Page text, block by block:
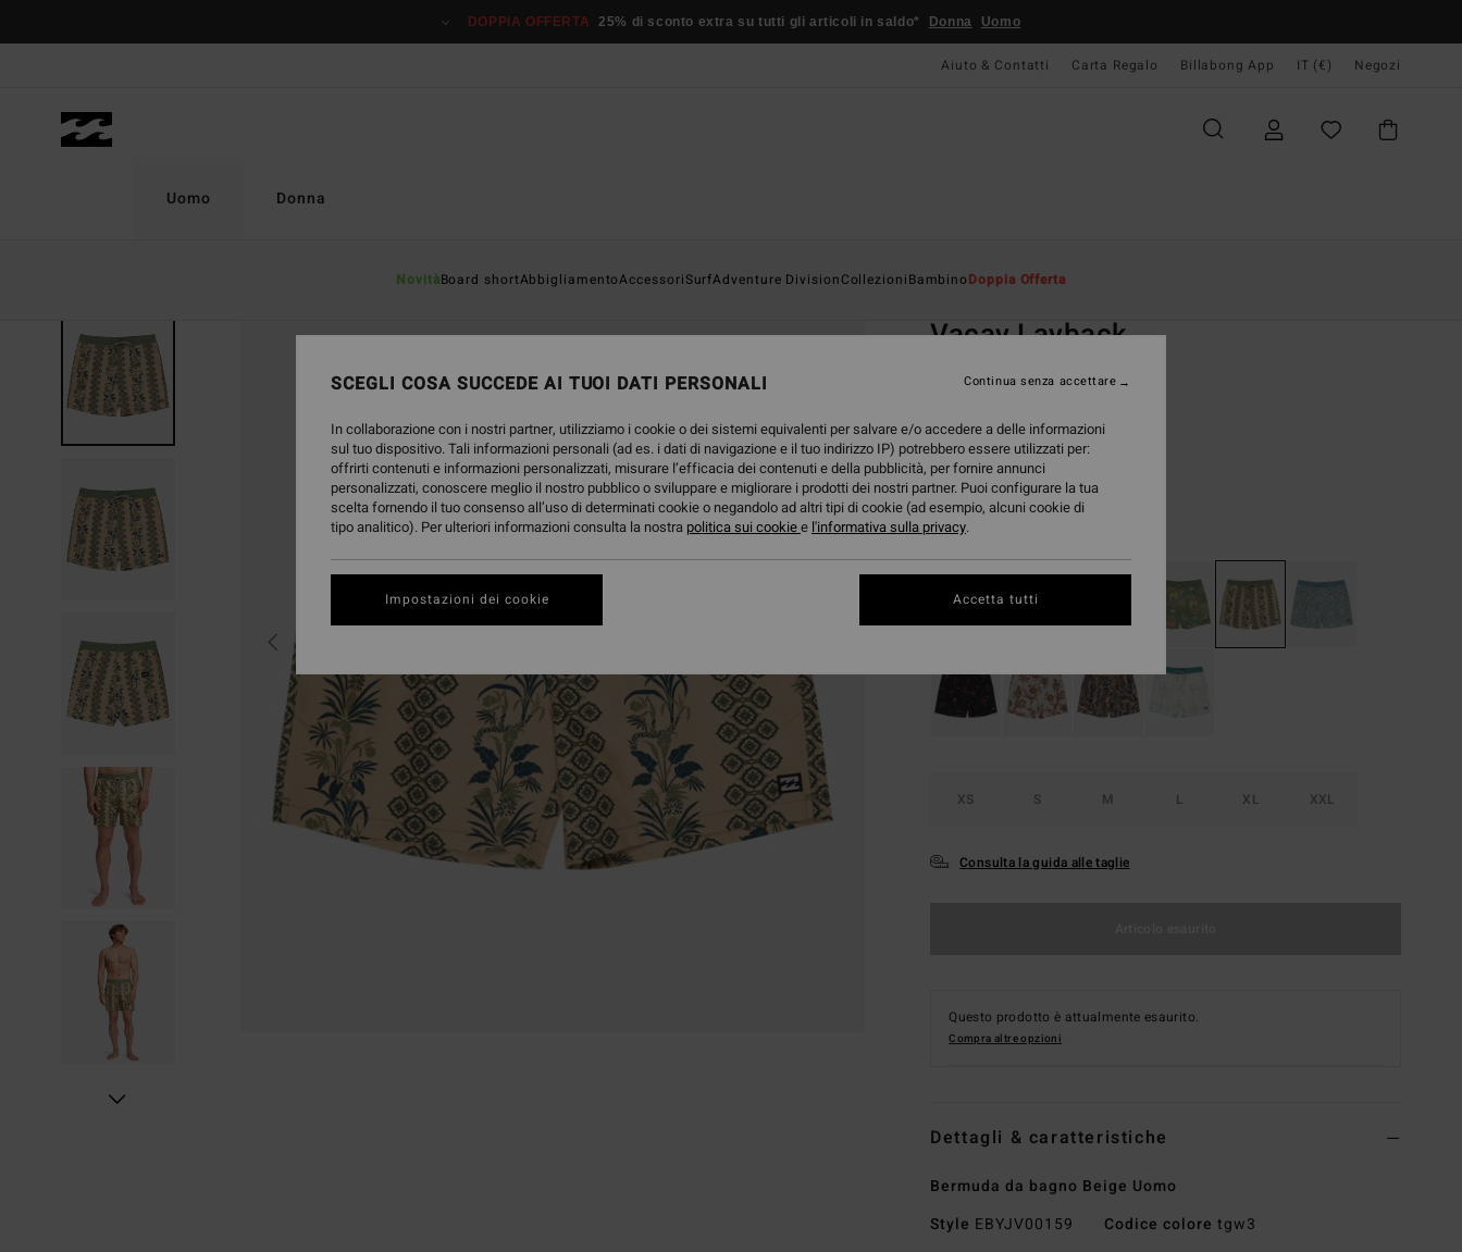
prodotto
DOPPIA OFFERTA 25% di sconto extra su tutti gli articoli in saldo* Donna Uomo
Aiuto & Contatti Carta Regalo Billabong App IT (€) Negozi
Uomo
NovitàBoard shortAbbigliamentoAccessoriSurfAdventure DivisionCollezioniBambinoDoppia Offerta
Donna
Vacay Layback
ECO-BONUS
45,95 €
Colori
XS S M L XL XXL
Consulta la guida alle taglie
Questo prodotto è attualmente esaurito.
Compra altre opzioni
Dettagli & caratteristiche
Bermuda da bagno Beige Uomo
Style EBYJV00159 Codice colore tgw3
SCEGLI COSA SUCCEDE AI TUOI DATI PERSONALI
In collaborazione con i nostri partner, utilizziamo i cookie o dei sistemi equivalenti per salvare e/o accedere a delle informazioni
sul tuo dispositivo. Tali informazioni personali (ad es. i dati di navigazione e il tuo indirizzo IP) potrebbero essere utilizzati per:
offrirti contenuti e informazioni personalizzati, misurare l’efficacia dei contenuti e della pubblicità, per fornire annunci
personalizzati, conoscere meglio il nostro pubblico o sviluppare e migliorare i prodotti dei nostri partner. Puoi configurare la tua
scelta fornendo il tuo consenso all’uso di determinati cookie o negandolo ad altri tipi di cookie (ad esempio, alcuni cookie di
tipo analitico). Per ulteriori informazioni consulta la nostra politica sui cookiee l'informativa sulla privacy.
Impostazioni dei cookie
Continua senza accettare
Accetta tutti